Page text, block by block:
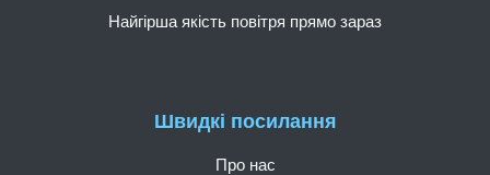
Швидкі посилання
Про нас
Найгірша якість повітря прямо зараз